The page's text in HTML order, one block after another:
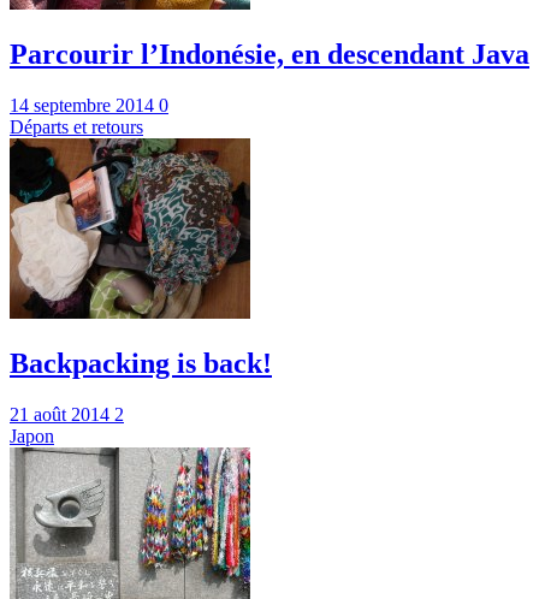
Parcourir l’Indonésie, en descendant Java
14 septembre 2014 0
Départs et retours
Backpacking is back!
21 août 2014 2
Japon